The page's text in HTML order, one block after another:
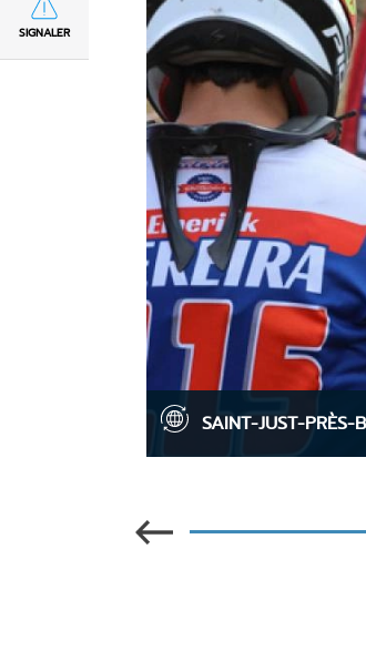
SIGNALER